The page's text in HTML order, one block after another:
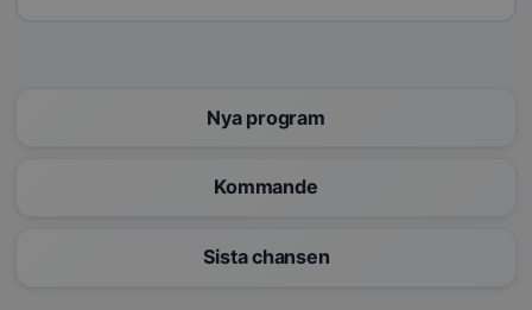
Nya program
Kommande
Sista chansen